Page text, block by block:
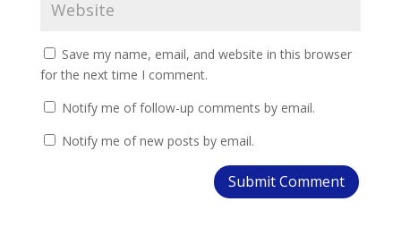
Save my name, email, and website in this browser
for the next time I comment.
Notify me of follow-up comments by email.
Notify me of new posts by email.